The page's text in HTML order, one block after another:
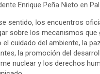
Enrique Peña Nieto en
sentido, los encuentros
sobre los mecanismos
el cuidado del ambiente, la
la promoción del
nuclear y los derechos